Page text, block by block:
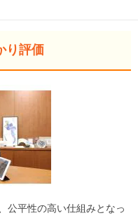
り評価
公平性の高い仕組みとなっ